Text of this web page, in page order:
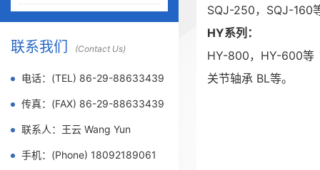
联系我们 (Contact Us)
电话：(TEL) 86-29-88633439
传真：(FAX) 86-29-88633439
联系人：王云 Wang Yun
手机：(Phone) 18092189061
SQJ-250，SQJ-160
HY系列：
HY-800，HY-600等
关节轴承 BL等。